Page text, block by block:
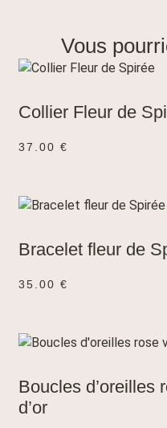
Vous
Collier Fleur de
37.00€
Bracelet fleur de
35.00€
Boucles d’oreilles
d’or